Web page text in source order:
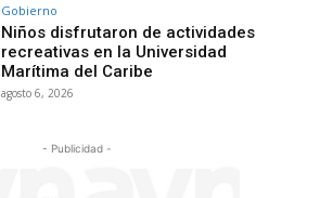
Gobierno
Niños disfrutaron de actividades
recreativas en la Universidad
Marítima del Caribe
agosto 6, 2026
- Publicidad -